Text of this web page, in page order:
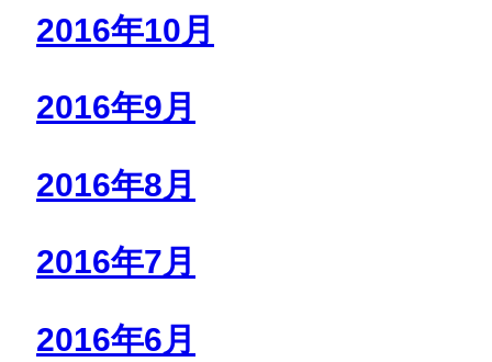
2016年10月
2016年9月
2016年8月
2016年7月
2016年6月